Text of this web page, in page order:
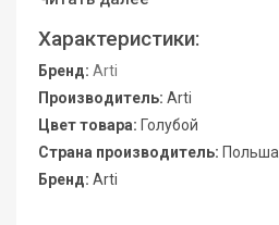
Характеристики:
Бренд: Arti
Производитель: Arti
Цвет товара: Голубой
Страна производитель: Польша
Бренд: Arti